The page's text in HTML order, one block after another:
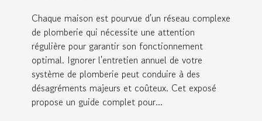
Chaque maison est pourvue d'un réseau complexe
de plomberie qui nécessite une attention
régulière pour garantir son fonctionnement
optimal. Ignorer l'entretien annuel de votre
système de plomberie peut conduire à des
désagréments majeurs et coûteux. Cet exposé
propose un guide complet pour...